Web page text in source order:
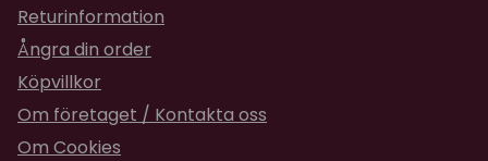
Returinformation
Ångra din order
Köpvillkor
Om företaget / Kontakta oss
Om Cookies